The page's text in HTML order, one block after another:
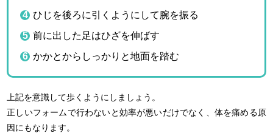
ひじを後ろに引くようにして腕を振る
前に出した足はひざを伸ばす
かかとからしっかりと地面を踏む
上記を意識して歩くようにしましょう。
正しいフォームで行わないと効率が悪いだけでなく、体を痛める原
因にもなります。